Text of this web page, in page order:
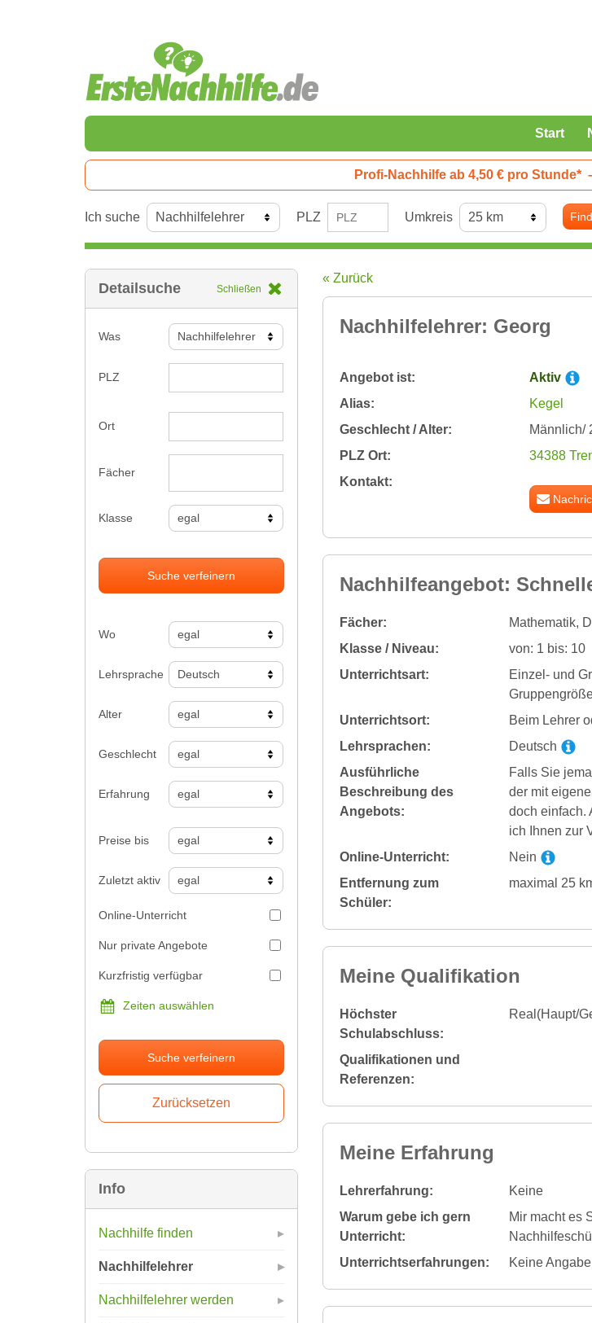
Start
Profi-Nachhilfe ab 4,50 € pro Stunde*
Ich suche PLZ Umkreis
Detailsuche Schließen
Was
PLZ
Ort
Fächer
Klasse
Suche verfeinern
Wo
Lehrsprache
Alter
Geschlecht
Erfahrung
Preise bis
Zuletzt aktiv
Online-Unterricht
Nur private Angebote
Kurzfristig verfügbar
Zeiten auswählen
Suche verfeinern
Info
Nachhilfe finden
Nachhilfelehrer
Nachhilfelehrer werden
« Zurück
Nachhilfelehrer: Georg
Angebot ist:
Aktiv
Alias:
Kegel
Geschlecht / Alter:
Männlich/
PLZ Ort:
34388
Kontakt:
Nachhilfeangebot:
Fächer:
Mathematik,
Klasse / Niveau:
von: 1 bis: 10
Unterrichtsart:
Einzel- und
Unterrichtsort:
Beim Lehrer
Lehrsprachen:
Deutsch
Ausführliche
Beschreibung des
Angebots:
Falls Sie
der mit
doch einfach.
ich Ihnen zur
Online-Unterricht:
Nein
Entfernung zum
Schüler:
maximal 25
Meine Qualifikation
Höchster
Schulabschluss:
Real(Haupt/
Qualifikationen und
Referenzen:
Meine Erfahrung
Lehrerfahrung:
Keine
Warum gebe ich gern
Unterricht:
Mir macht es
Unterrichtserfahrungen:
Keine Angabe